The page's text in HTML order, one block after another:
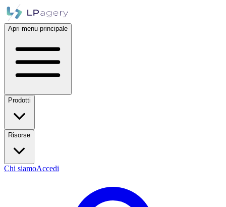
Apri menu principale
Prodotti
Risorse
Chi siamoAccedi